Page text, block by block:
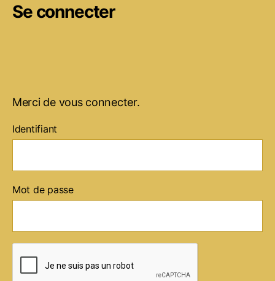
Se connecter
Merci de vous connecter.
Identifiant
Mot de passe